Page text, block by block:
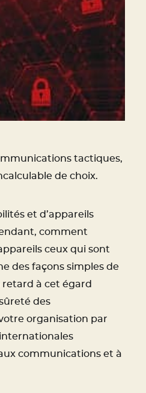
tactiques,
de choix.
et d’appareils
comment
ceux qui sont
des façons simples de
retard à cet égard
des
organisation par
communications et à